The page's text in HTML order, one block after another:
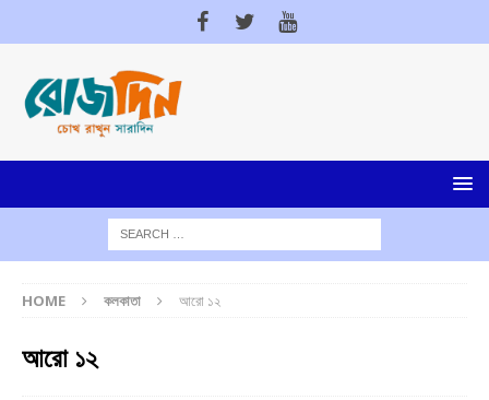
HOME কলকাতা আরো ১২
আরো ১২